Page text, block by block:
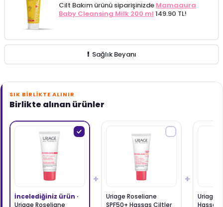
Cilt Bakım ürünü siparişinizde Mamaaura
Baby Cleansing Milk 200 ml 149.90 TL!
Sağlık Beyanı
SIK BIRLIKTE ALINIR
Birlikte alınan ürünler
İncelediğiniz ürün ·
Uriage Roseliane
+
Uriage Roseliane
SPF50+ Hassas Ciltler
+
Uriage
Hassas